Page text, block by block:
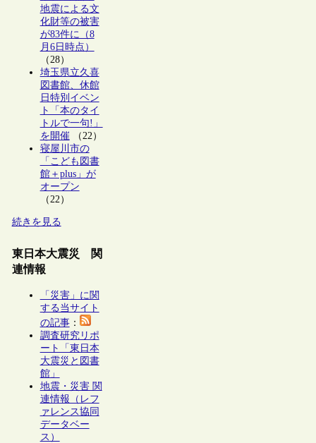
地震による文
化財等の被害
が83件に（8
月6日時点）
（28）
埼玉県立久喜
図書館、休館
日特別イベン
ト「本のタイ
トルで一句!」
を開催（22）
寝屋川市の
「こども図書
館＋plus」が
オープン
（22）
続きを見る
東日本大震災 関
連情報
「災害」に関
する当サイト
の記事：
調査研究リポ
ート「東日本
大震災と図書
館」
地震・災害 関
連情報（レフ
ァレンス協同
データベー
ス）